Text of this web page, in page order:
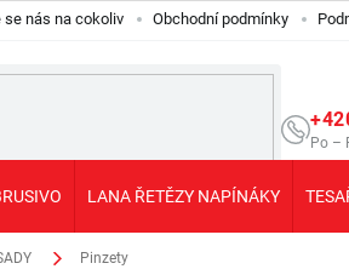
se nás na cokoliv Obchodní podmínky
Po –
LANA ŘETĚZY NAPÍNÁKY
Pinzety